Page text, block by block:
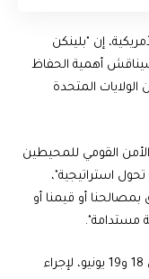
إن "بلينكن
أهمية الحفاظ
المتحدة
القومي للمحيطين
استراتيجية"،
أو قيمنا أو
مستدامة".
ومن المنتظر أن يسافر بلينكن إلى بكين، يومي 18 و19 يونيو، لإجراء